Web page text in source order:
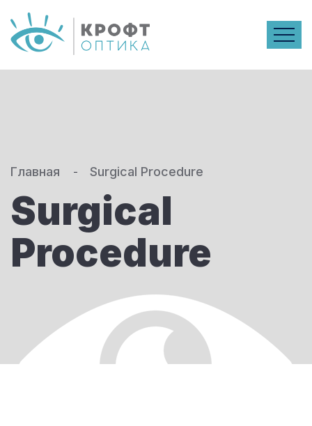
Главная Surgical Procedure
Surgical
Procedure